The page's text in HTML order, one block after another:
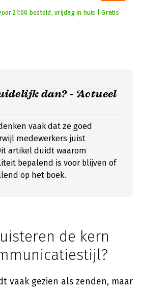
21:00 besteld, vrijdag in huis | Gratis
dan? - ‘Actueel
vaak dat ze goed
medewerkers juist
artikel duidt waarom
bepalend is voor blijven of
op het boek.
de kern
vaak gezien als zenden, maar